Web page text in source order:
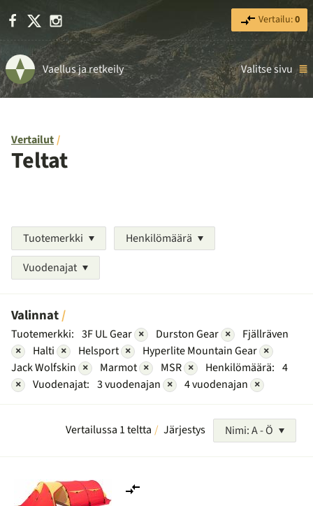
Facebook Instagram Vertailu:0
Vaellus ja retkeily Valitse sivu
Vertailut
Teltat
Tuotemerkki
Henkilömäärä
Vuodenajat
Valinnat
Tuotemerkki: 3F UL Gear × Durston Gear ×
Fjällräven
×
Halti × Helsport × Hyperlite Mountain Gear ×
Jack Wolfskin × Marmot × MSR × Henkilömäärä: 4
×
Vuodenajat: 3 vuodenajan × 4 vuodenajan ×
Vertailussa 1 teltta Järjestys Nimi: A - Ö